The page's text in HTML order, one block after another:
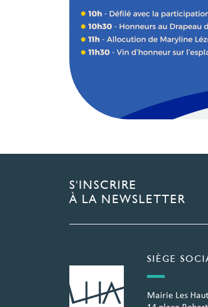
S'INSCRIRE
À LA NEWSLETTER
SIÈGE
Mairie Les